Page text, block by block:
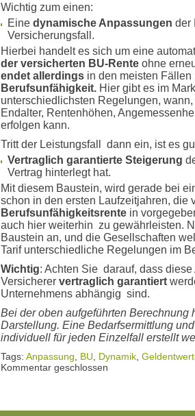
Wichtig zum einen:
Eine dynamische Anpassungen der
Versicherungsfall.
Hierbei handelt es sich um eine
der versicherten BU-Rente ohne
endet allerdings in den meisten Fällen
Berufsunfähigkeit. Hier gibt es im
unterschiedlichsten Regelungen,
Endalter, Rentenhöhen,
erfolgen kann.
Tritt der Leistungsfall dann ein, ist es
Vertraglich garantierte Steigerung
Vertrag hinterlegt hat.
Mit diesem Baustein, wird gerade bei
schon in den ersten Laufzeitjahren, die
Berufsunfähigkeitsrente in
auch hier weiterhin zu gewährleisten.
Baustein an, und die Gesellschaften
Tarif unterschiedliche Regelungen im
Wichtig: Achten Sie darauf, dass
Versicherer vertraglich garantiert
Unternehmens abhängig sind.
Bei der oben aufgeführten
Darstellung. Eine Bedarfsermittlung
individuell für jeden Einzelfall erstellt
Tags: Anpassung BU Dynamik
Kommentar geschlossen